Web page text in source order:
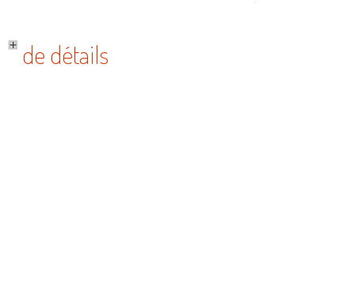
de détails